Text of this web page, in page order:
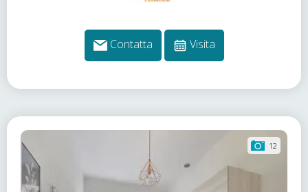
Contatta Visita
12